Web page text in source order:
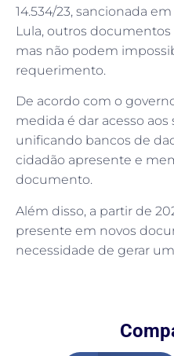
14.534/23, sancionada
Lula, outros
mas não podem
requerimento.
De acordo com o
medida é dar acesso aos
unificando bancos de
cidadão apresente e
documento.
Além disso, a partir de
presente em novos
necessidade de gerar